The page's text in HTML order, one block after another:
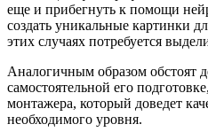
еще и прибегнуть к помощи
создать уникальные картинки
этих случаях потребуется
Аналогичным образом обстоят
самостоятельной его
монтажера, который доведет
необходимого уровня.